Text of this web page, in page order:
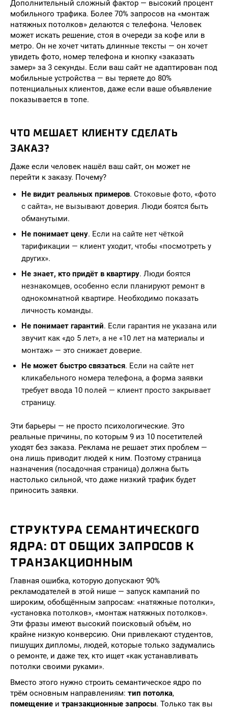
Дополнительный сложный фактор — высокий процент
мобильного трафика. Более 70% запросов на «монтаж
натяжных потолков» делаются с телефона. Человек
может искать решение, стоя в очереди за кофе или в
метро. Он не хочет читать длинные тексты — он хочет
увидеть фото, номер телефона и кнопку «заказать
замер» за 3 секунды. Если ваш сайт не адаптирован под
мобильные устройства — вы теряете до 80%
потенциальных клиентов, даже если ваше объявление
показывается в топе.
ЧТО МЕШАЕТ КЛИЕНТУ СДЕЛАТЬ
ЗАКАЗ?
Даже если человек нашёл ваш сайт, он может не
перейти к заказу. Почему?
Не видит реальных примеров. Стоковые фото, «фото
с сайта», не вызывают доверия. Люди боятся быть
обманутыми.
Не понимает цену. Если на сайте нет чёткой
тарификации — клиент уходит, чтобы «посмотреть у
других».
Не знает, кто придёт в квартиру. Люди боятся
незнакомцев, особенно если планируют ремонт в
однокомнатной квартире. Необходимо показать
личность команды.
Не понимает гарантий. Если гарантия не указана или
звучит как «до 5 лет», а не «10 лет на материалы и
монтаж» — это снижает доверие.
Не может быстро связаться. Если на сайте нет
кликабельного номера телефона, а форма заявки
требует ввода 10 полей — клиент просто закрывает
страницу.
Эти барьеры — не просто психологические. Это
реальные причины, по которым 9 из 10 посетителей
уходят без заказа. Реклама не решает этих проблем —
она лишь приводит людей к ним. Поэтому страница
назначения (посадочная страница) должна быть
настолько сильной, что даже низкий трафик будет
приносить заявки.
СТРУКТУРА СЕМАНТИЧЕСКОГО
ЯДРА: ОТ ОБЩИХ ЗАПРОСОВ К
ТРАНЗАКЦИОННЫМ
Главная ошибка, которую допускают 90%
рекламодателей в этой нише — запуск кампаний по
широким, обобщённым запросам: «натяжные потолки»,
«установка потолков», «монтаж натяжных потолков».
Эти фразы имеют высокий поисковый объём, но
крайне низкую конверсию. Они привлекают студентов,
пишущих дипломы, людей, которые только задумались
о ремонте, и даже тех, кто ищет «как устанавливать
потолки своими руками».
Вместо этого нужно строить семантическое ядро по
трём основным направлениям: тип потолка,
помещение и транзакционные запросы. Только так вы